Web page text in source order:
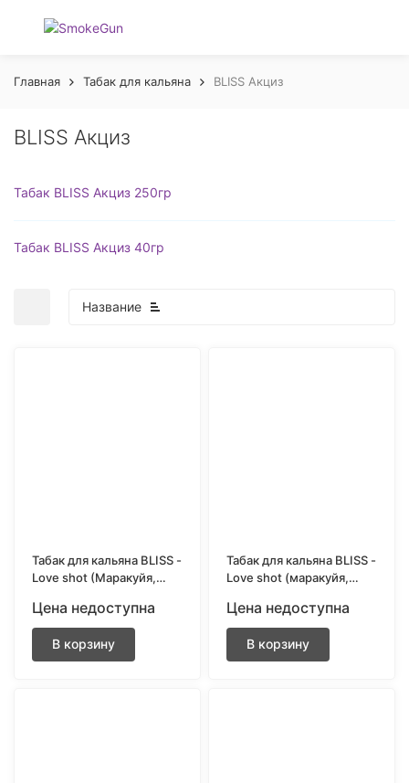
Главная Табак для кальяна BLISS Акциз
BLISS Акциз
Табак BLISS Акциз 250гр
Табак BLISS Акциз 40гр
Название
Табак для кальяна BLISS -
Love shot (Маракуйя,
250 гр.
Цена недоступна
В корзину
Табак для кальяна BLISS -
Love shot (маракуйя,
40 гр.
Цена недоступна
В корзину